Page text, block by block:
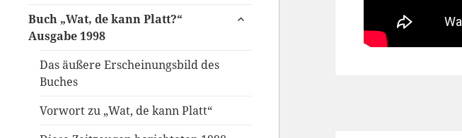
Buch „Wat, de kann Platt?“
Ausgabe 1998
untermenü
Das äußere Erscheinungsbild des
Buches
Vorwort zu „Wat, de kann Platt“